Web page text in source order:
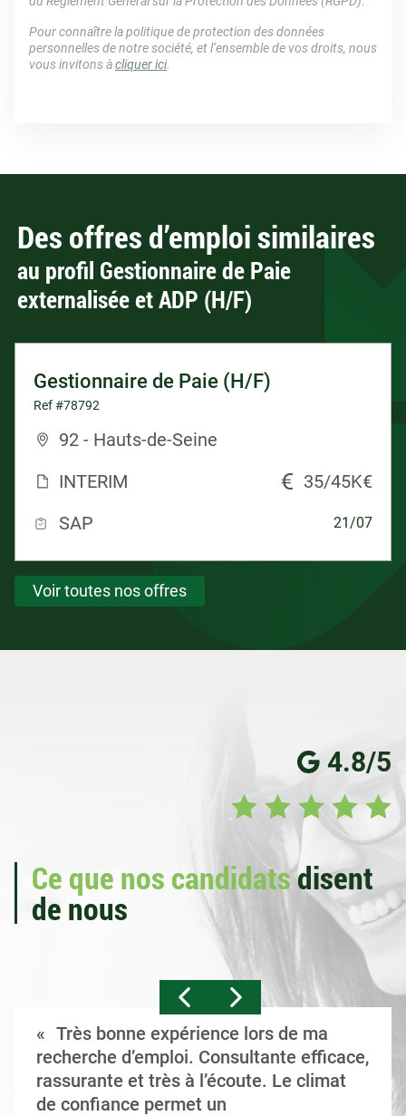
Pour connaître la politique de protection des données
personnelles de notre société, et l’ensemble de vos droits, nous
vous invitons àcliquer ici.
Des offres d’emploi similaires
au profil Gestionnaire de Paie
externalisée et ADP (H/F)
Gestionnaire de Paie (H/F)
Ref #78792
92 - Hauts-de-Seine
INTERIM
35/45K€
SAP
21/07
Voir toutes nos offres
4.8/5
Ce que nos candidatsdisent
de nous
Très bonne expérience lors de ma
recherche d’emploi. Consultante efficace,
rassurante et très à l’écoute. Le climat
de confiance permet un